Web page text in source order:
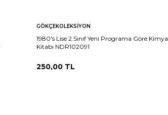
GÖKÇEKOLEKSIYON
1980's Lise 2.Sınıf Yeni Programa Göre Kimya
Kitabı NDR102091
250,00 TL